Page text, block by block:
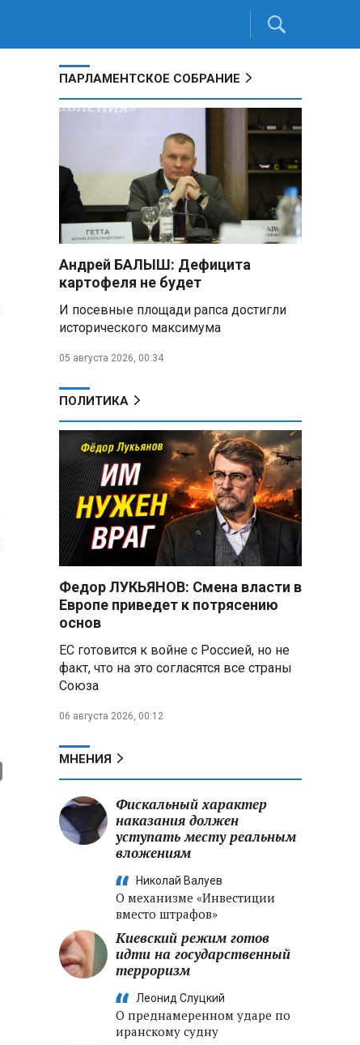
ПАРЛАМЕНТСКОЕ СОБРАНИЕ
Андрей БАЛЫШ: Дефицита
картофеля не будет
И посевные площади рапса достигли
исторического максимума
05 августа 2026, 00:34
ПОЛИТИКА
Федор ЛУКЬЯНОВ: Смена власти в
Европе приведет к потрясению
основ
ЕС готовится к войне с Россией, но не
факт, что на это согласятся все страны
Союза
06 августа 2026, 00:12
МНЕНИЯ
Фискальный характер
наказания должен
уступать месту реальным
вложениям
Николай Валуев
О механизме «Инвестиции
вместо штрафов»
Киевский режим готов
идти на государственный
терроризм
Леонид Слуцкий
О преднамеренном ударе по
иранскому судну